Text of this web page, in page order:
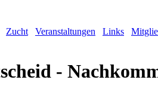
Zucht Veranstaltungen Links
-